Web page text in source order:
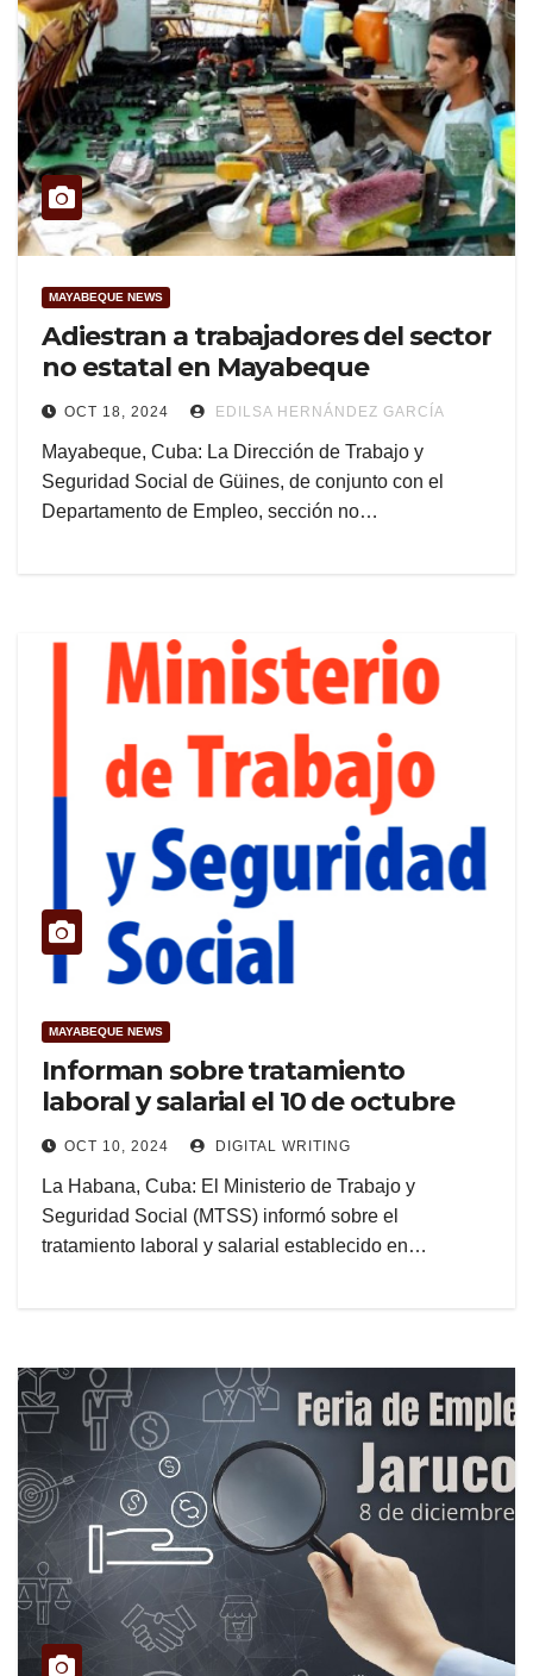
MAYABEQUE NEWS
Adiestran a trabajadores del sector
no estatal en Mayabeque
OCT 18, 2024 EDILSA HERNÁNDEZ GARCÍA
Mayabeque, Cuba: La Dirección de Trabajo y
Seguridad Social de Güines, de conjunto con el
Departamento de Empleo, sección no…
MAYABEQUE NEWS
Informan sobre tratamiento
laboral y salarial el 10 de octubre
OCT 10, 2024 DIGITAL WRITING
La Habana, Cuba: El Ministerio de Trabajo y
Seguridad Social (MTSS) informó sobre el
tratamiento laboral y salarial establecido en…